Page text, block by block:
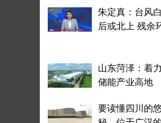
旬阳：闻“汛”而动筑
山东菏泽：着力
储能产业高地
朱定真：台风
后或北上 残余
山东菏泽：着
储能产业高地
要读懂四川的